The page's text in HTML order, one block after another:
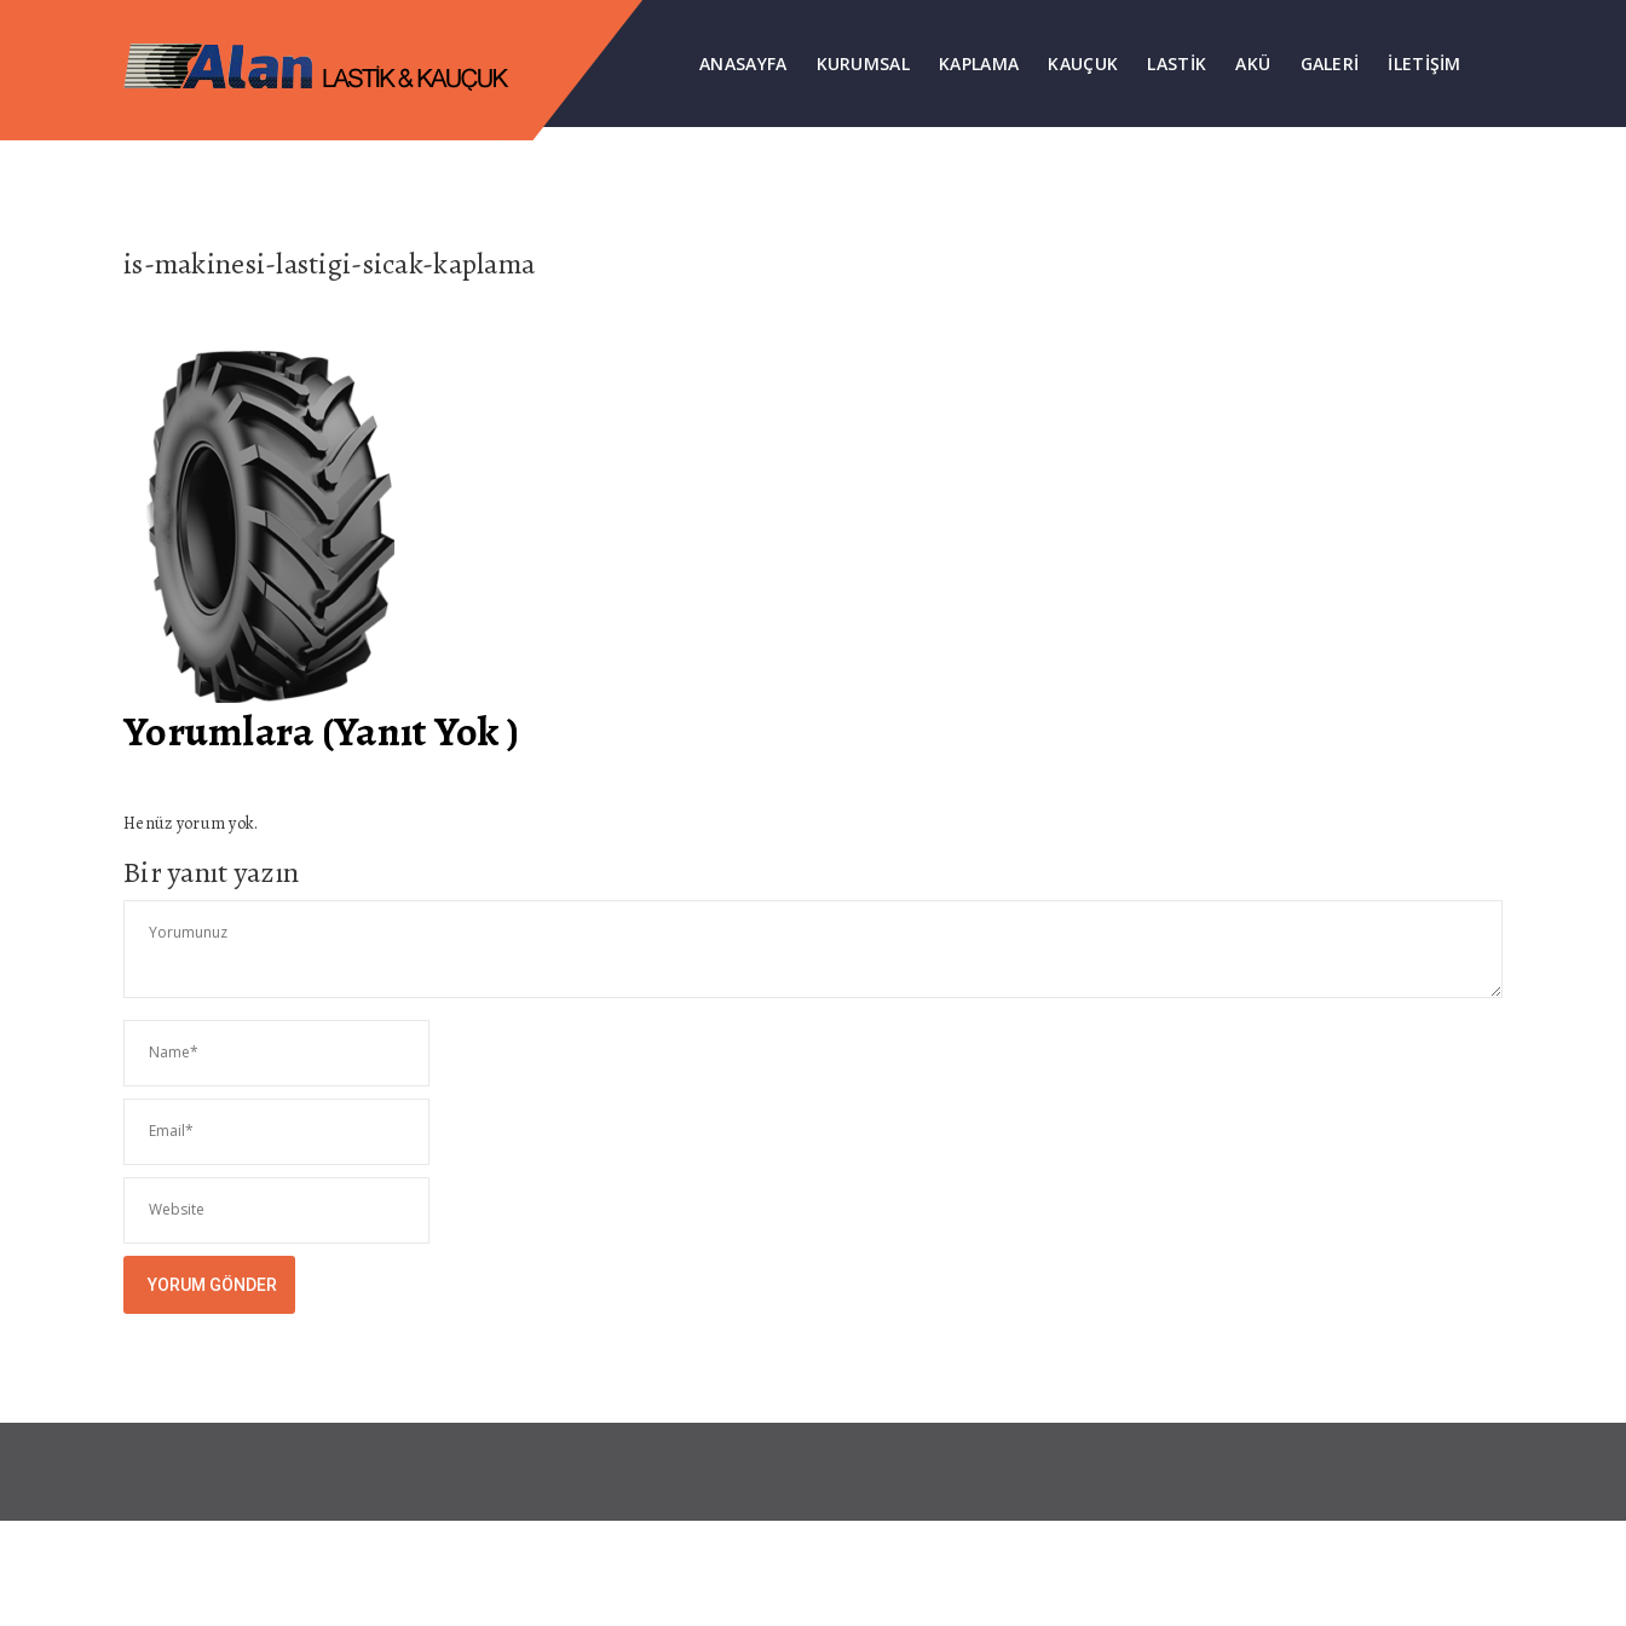
ANASAYFA KURUMSAL KAPLAMA KAUÇUK LASTIK AKÜ GALERI İLETIŞIM
is-makinesi-lastigi-sicak-kaplama
Yorumlara (Yanıt Yok )
Henüz yorum yok.
Bir yanıt yazın